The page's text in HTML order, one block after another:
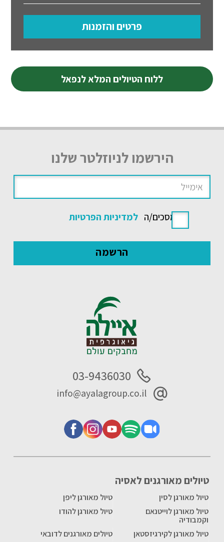
פרטים והזמנות
ללוח הטיולים המלא לנפאל
הירשמו לניוזלטר שלנו
אני מסכים/ה למדיניות הפרטיות
טיולים מאורגנים לאסיה
טיול מאורגן לסין
טיול מאורגן ליפן
טיול מאורגן לוייטנאם
וקמבודיה
טיול מאורגן להודו
טיול מאורגן לקירגיזסטאן
טיולים מאורגנים לדובאי
03-9436030
info@ayalagroup.co.il